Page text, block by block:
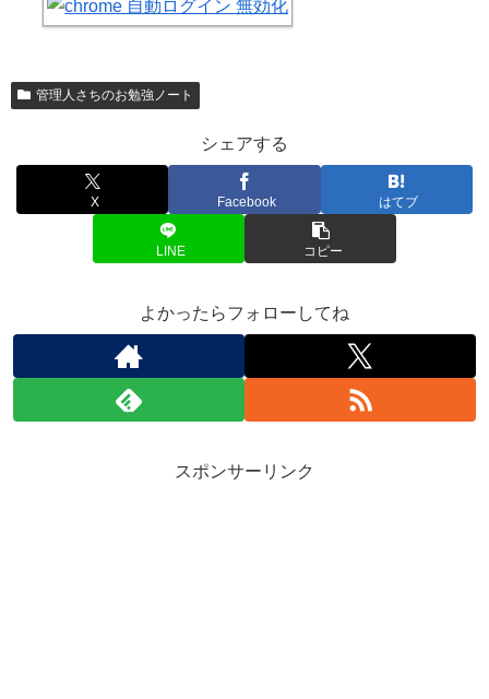
管理人さちのお勉強ノート
シェアする
X Facebook はてブ
LINE コピー
よかったらフォローしてね
スポンサーリンク